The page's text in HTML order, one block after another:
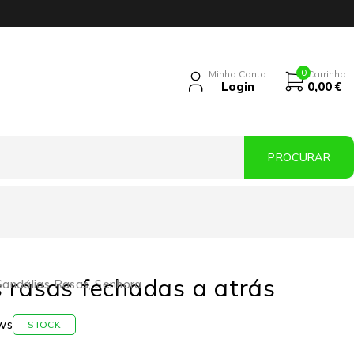
Minha Conta
Login
0Carrinho
0,00€
Rasas,Senhora
rasas fechadas a atrás
STOCK